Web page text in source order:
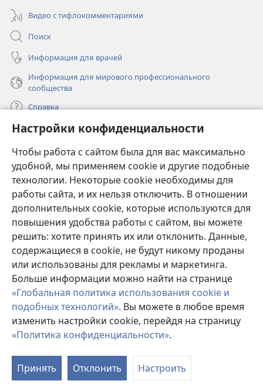
Настройки конфиденциальности
Чтобы работа с сайтом была для вас максимально
удобной, мы применяем cookie и другие подобные
технологии. Некоторые cookie необходимы для
работы сайта, и их нельзя отключить. В отношении
дополнительных cookie, которые используются для
повышения удобства работы с сайтом, вы можете
решить: хотите принять их или отклонить. Данные,
содержащиеся в cookie, не будут никому проданы
или использованы для рекламы и маркетинга.
Больше информации можно найти на странице
«Глобальная политика использования cookie и
подобных технологий». Вы можете в любое время
изменить настройки cookie, перейдя на страницу
«Политика конфиденциальности».
Принять Отклонить Настроить
Видео с тифлокомментариями
Поиск
Информация для врачей
Информация для мирового профессионального
сообщества
Справка
Пожертвования
в
новом
окне)
ОНЛАЙН-БИБЛИОТЕКА Сторожевой башни
(открывается
новом
окне)
JW Hub®
(открывается
в
новом
окне)
JW Library ®
Watchtower Library
Copyright© 2026 Watch Tower Bible and Tract Society of Pennsylvania.
УСЛОВИЯ ИСПОЛЬЗОВАНИЯ|ПОЛИТИКА
КОНФИДЕНЦИАЛЬНОСТИ
КОНФИДЕНЦИАЛЬНОСТИ